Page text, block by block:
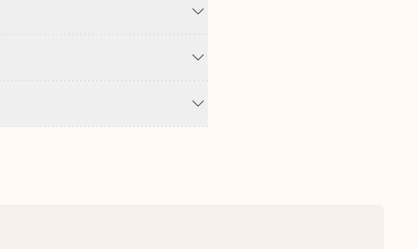
Flèche vers le bas
Flèche vers le bas
Flèche vers le bas